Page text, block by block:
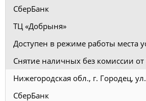
СберБанк
ТЦ «Добрыня»
Доступен в режиме работы места
Снятие наличных без комиссии от
Нижегородская обл., г. Городец,
СберБанк